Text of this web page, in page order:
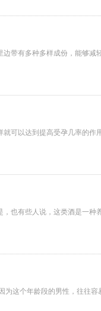
带有多种多样成份，能够
可以达到提高受孕几率的
也有些人说，这类酒是一
这个年龄段的男性，往往